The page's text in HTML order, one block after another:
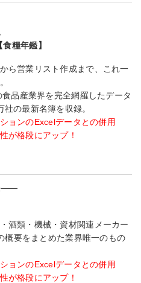
糧年鑑】
ら営業リスト作成まで、これ一
品産業界を完全網羅したデータ
社の最新名簿を収録。
ョンのExcelデータとの併用
が格段にアップ！
――
酒類・機械・資材関連メーカー
概要をまとめた業界唯一のもの
ョンのExcelデータとの併用
が格段にアップ！